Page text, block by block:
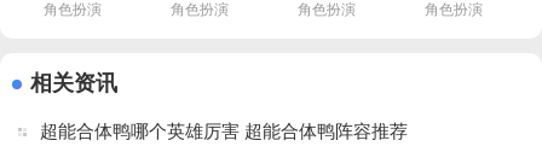
方版下载
机版
角色扮演
娜睡觉最新
で!)v1.0 中
角色扮演
重制版v6.2
角色扮演
载中文版
角色扮演
相关资讯
超能合体鸭哪个英雄厉害 超能合体鸭阵容推荐